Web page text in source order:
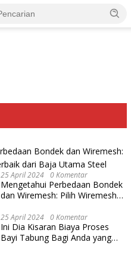
25 April 2024 0 Komentar
Mengetahui Perbedaan Bondek
dan Wiremesh: Pilih Wiremesh
25 April 2024 0 Komentar
Ini Dia Kisaran Biaya Proses
Bayi Tabung Bagi Anda yang